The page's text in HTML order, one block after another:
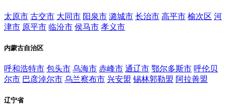
太原市 古交市 大同市 阳泉市 潞城市 长治市 高平市 榆次区 河
津市 原平市 临汾市 侯马市 孝义市
内蒙古自治区
呼和浩特市 包头市 乌海市 赤峰市 通辽市 鄂尔多斯市 呼伦贝
尔市 巴彦淖尔市 乌兰察布市 兴安盟 锡林郭勒盟 阿拉善盟
辽宁省